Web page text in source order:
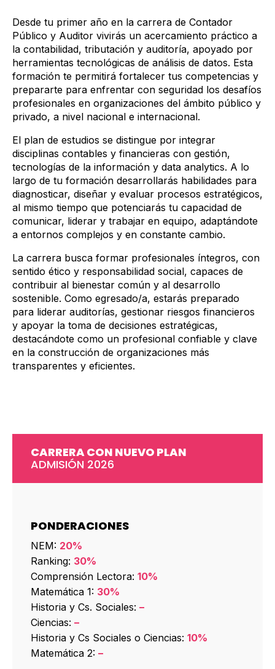
Desde tu primer año en la carrera de Contador
Público y Auditor vivirás un acercamiento práctico a
la contabilidad, tributación y auditoría, apoyado por
herramientas tecnológicas de análisis de datos. Esta
formación te permitirá fortalecer tus competencias y
prepararte para enfrentar con seguridad los desafíos
profesionales en organizaciones del ámbito público y
privado, a nivel nacional e internacional.
El plan de estudios se distingue por integrar
disciplinas contables y financieras con gestión,
tecnologías de la información y data analytics. A lo
largo de tu formación desarrollarás habilidades para
diagnosticar, diseñar y evaluar procesos estratégicos,
al mismo tiempo que potenciarás tu capacidad de
comunicar, liderar y trabajar en equipo, adaptándote
a entornos complejos y en constante cambio.
La carrera busca formar profesionales íntegros, con
sentido ético y responsabilidad social, capaces de
contribuir al bienestar común y al desarrollo
sostenible. Como egresado/a, estarás preparado
para liderar auditorías, gestionar riesgos financieros
y apoyar la toma de decisiones estratégicas,
destacándote como un profesional confiable y clave
en la construcción de organizaciones más
transparentes y eficientes.
CARRERA CON NUEVO PLAN
ADMISIÓN 2026
PONDERACIONES
NEM: 20%
Ranking: 30%
Comprensión Lectora: 10%
Matemática 1: 30%
Historia y Cs. Sociales: –
Ciencias: –
Historia y Cs Sociales o Ciencias: 10%
Matemática 2: –